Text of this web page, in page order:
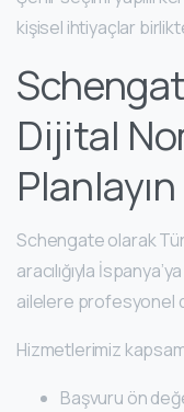
kişisel ihtiyaçlar
Dijital
Planlayın
Schengate olarak
aracılığıyla
ailelere profesyonel
Hizmetlerimiz
Başvuru ön